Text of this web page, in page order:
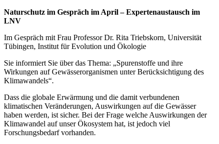
Naturschutz im Gespräch im April – Expertenaustausch im
LNV
Im Gespräch mit Frau Professor Dr. Rita Triebskorn, Universität
Tübingen, Institut für Evolution und Ökologie
Sie informiert Sie über das Thema: „Spurenstoffe und ihre
Wirkungen auf Gewässerorganismen unter Berücksichtigung des
Klimawandels“.
Dass die globale Erwärmung und die damit verbundenen
klimatischen Veränderungen, Auswirkungen auf die Gewässer
haben werden, ist sicher. Bei der Frage welche Auswirkungen der
Klimawandel auf unser Ökosystem hat, ist jedoch viel
Forschungsbedarf vorhanden.